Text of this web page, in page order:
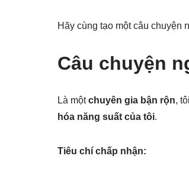
Hãy cùng tạo một câu chuyện
Câu chuyện
Là mộtchuyên gia bận rộn,
hóa năng suất của tôi.
Tiêu chí chấp nhận: